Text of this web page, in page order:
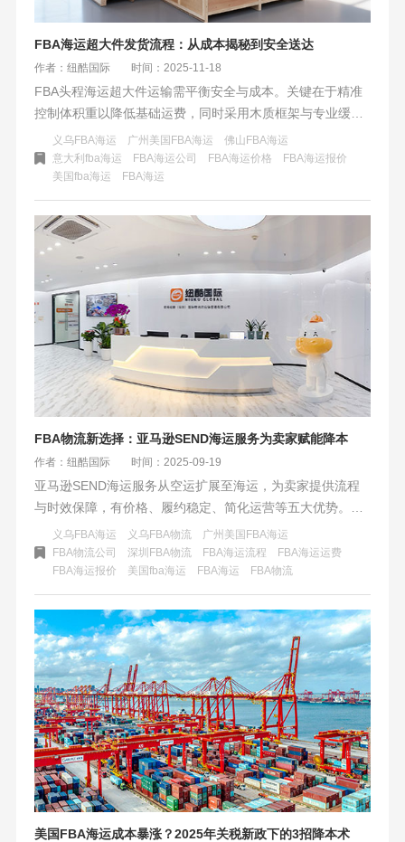
FBA海运超大件发货流程：从成本揭秘到安全送达
作者：纽酷国际 时间：2025-11-18
FBA头程海运超大件运输需平衡安全与成本。关键在于精准
控制体积重以降低基础运费，同时采用木质框架与专业缓冲
包装规避破损风险。通过可拆卸设计优化装载体积，并规范
超重标识与IPPC熏蒸确保合规。建议匹配专业大件物流渠
道，购买货运保险对冲风险，实现安全与成本效益的双重保
障。
义乌FBA海运 广州美国FBA海运
佛山FBA海运
意大利fba海运
FBA海运公司 FBA海运价格
FBA海运报价
美国fba海运
​FBA海运
FBA物流新选择：亚马逊SEND海运服务为卖家赋能降本
作者：纽酷国际 时间：2025-09-19
亚马逊SEND海运服务从空运扩展至海运，为卖家提供流程
与时效保障，有价格、履约稳定、简化运营等五大优势。它
适用中小型、旺季备货等多类卖家，与传统海运有差异。纽
酷国际是其可靠承运伙伴，卖家善用相关功能可最大化利用
该服务。
义乌FBA海运 义乌FBA物流
广州美国FBA海运
FBA物流公司
深圳FBA物流 FBA海运流程
FBA海运运费
FBA海运报价
美国fba海运 ​FBA海运 FBA物流
美国FBA海运成本暴涨？2025年关税新政下的3招降本术